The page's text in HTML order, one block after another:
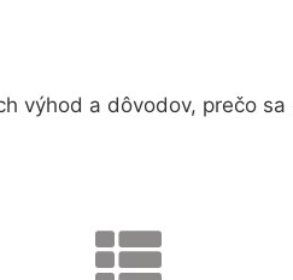
výhod a dôvodov, prečo